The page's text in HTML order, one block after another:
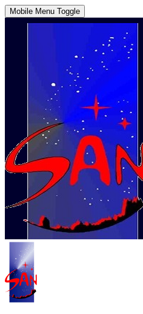
Mobile Menu Toggle